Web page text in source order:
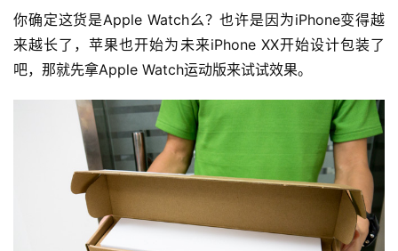
你确定这货是Apple Watch么？也许是因为iPhone变得越
来越长了，苹果也开始为未来iPhone XX开始设计包装了
吧，那就先拿Apple Watch运动版来试试效果。